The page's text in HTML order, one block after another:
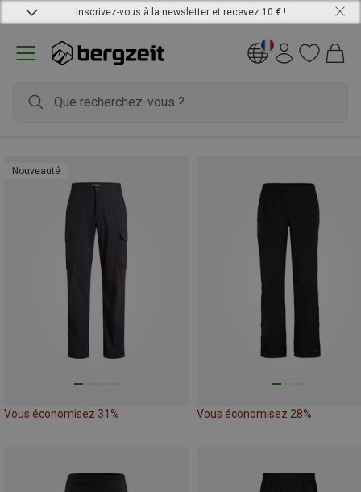
Inscrivez-vous à la newsletter et recevez 10 € !
Nouveauté
Vous économisez 31% Vous économisez 28%